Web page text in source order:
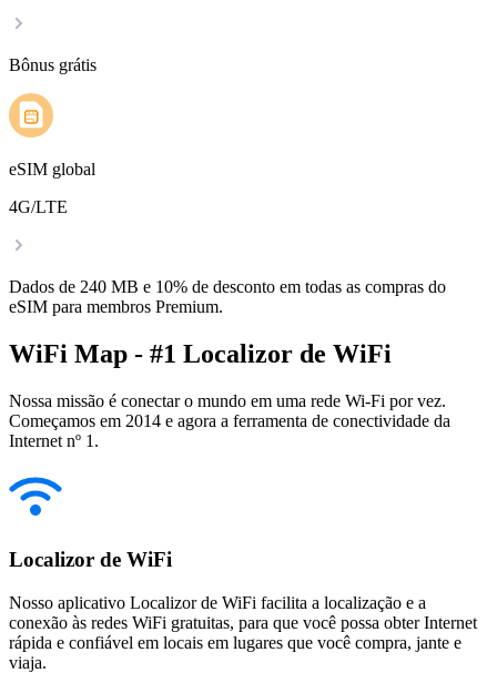
Bônus grátis
eSIM global
4G/LTE
Dados de 240 MB e 10% de desconto em todas as compras do
eSIM para membros Premium.
WiFi Map - #1 Localizor de WiFi
Nossa missão é conectar o mundo em uma rede Wi-Fi por vez.
Começamos em 2014 e agora a ferramenta de conectividade da
Internet nº 1.
Localizor de WiFi
Nosso aplicativo Localizor de WiFi facilita a localização e a
conexão às redes WiFi gratuitas, para que você possa obter Internet
rápida e confiável em locais em lugares que você compra, jante e
viaja.